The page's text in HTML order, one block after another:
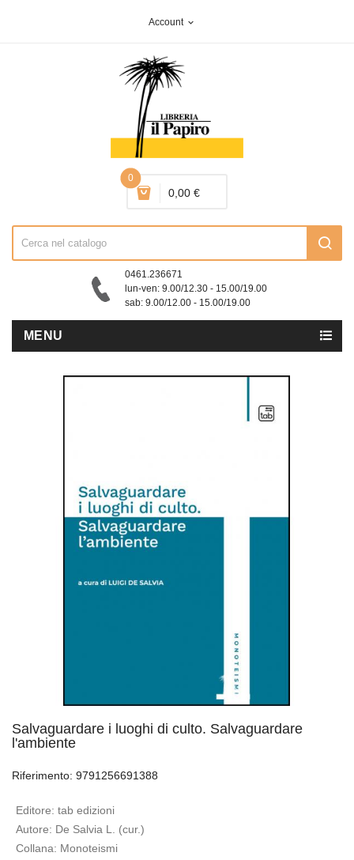
Account expand_more
0
0,00 €
0461.236671
lun-ven: 9.00/12.30 - 15.00/19.00
sab: 9.00/12.00 - 15.00/19.00
MENU
Salvaguardare i luoghi di culto. Salvaguardare
l'ambiente
Riferimento: 9791256691388
Editore: tab edizioni
Autore: De Salvia L. (cur.)
Collana: Monoteismi